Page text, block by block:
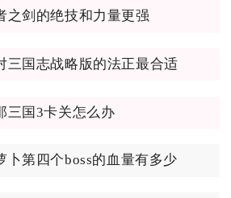
之剑的绝技和力量更强
三国志战略版的法正最合适
三国3卡关怎么办
卜第四个boss的血量有多少